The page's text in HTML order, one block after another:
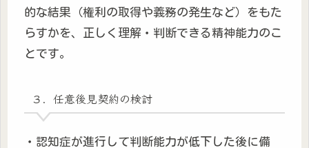
的な結果（権利の取得や義務の発生など）をもた
らすかを、正しく理解・判断できる精神能力のこ
とです。
３．任意後見契約の検討
・認知症が進行して判断能力が低下した後に備